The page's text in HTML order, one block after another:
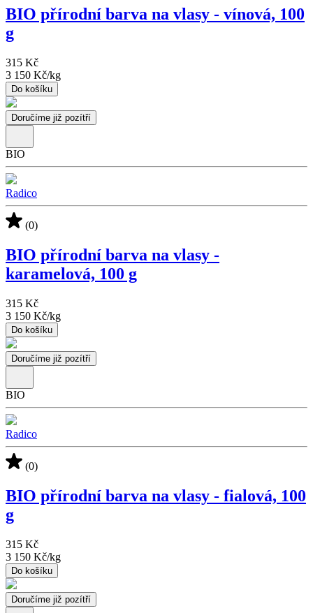
BIO přírodní barva na vlasy - vínová, 100
g
315 Kč
3 150 Kč/kg
Do košíku
Doručíme již pozítří
BIO
Radico
(0)
BIO přírodní barva na vlasy -
karamelová, 100 g
315 Kč
3 150 Kč/kg
Do košíku
Doručíme již pozítří
BIO
Radico
(0)
BIO přírodní barva na vlasy - fialová, 100
g
315 Kč
3 150 Kč/kg
Do košíku
Doručíme již pozítří